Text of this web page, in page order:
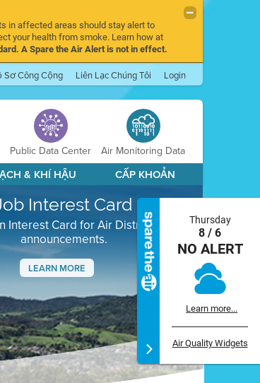
in affected areas should stay alert to
your health from smoke. Learn how at
A Spare the Air Alert is not in effect.
Sơ Công Cộng Liên Lạc Chúng Tôi Login
Public Data Center Air Monitoring Data
& KHÍ HẬU CẤP KHOẢN
Interest Card
Interest Card for Air District job
announcements.
LEARN MORE
Next
Thursday
8 / 6
NO ALERT
Learn more...
Air Quality Widgets